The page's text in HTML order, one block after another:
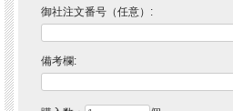
御社注文番号（任意）:
備考欄: